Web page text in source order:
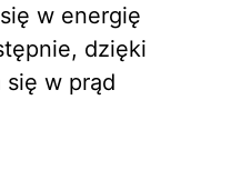
w energię
dzięki
się w prąd